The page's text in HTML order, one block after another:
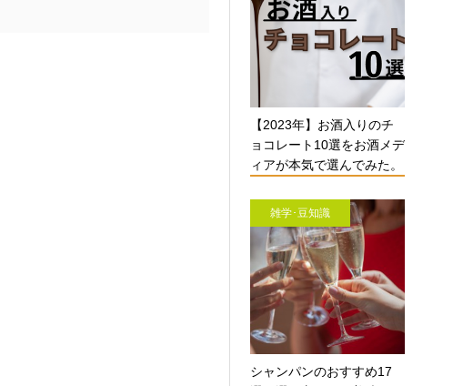
【2023年】お酒入りのチ
ョコレート10選をお酒メデ
ィアが本気で選んでみた。
雑学･豆知識
シャンパンのおすすめ17